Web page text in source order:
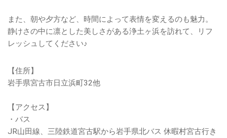
また、朝や夕方など、時間によって表情を変えるのも魅力。
静けさの中に凛とした美しさがある浄土ヶ浜を訪れて、リフ
レッシュしてください♪
【住所】
岩手県宮古市日立浜町32他
【アクセス】
・バス
JR山田線、三陸鉄道宮古駅から岩手県北バス 休暇村宮古行き